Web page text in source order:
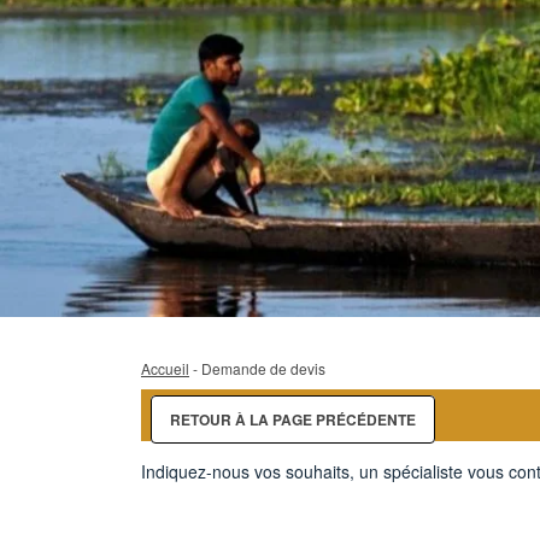
Accueil - Demande de devis
RETOUR À LA PAGE PRÉCÉDENTE
Indiquez-nous vos souhaits, un spécialiste vous